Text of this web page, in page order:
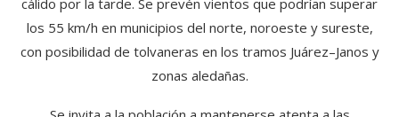
los 55 km/h en municipios del norte, noroeste y sureste,
con posibilidad de tolvaneras en los tramos Juárez–Janos y
zonas aledañas.